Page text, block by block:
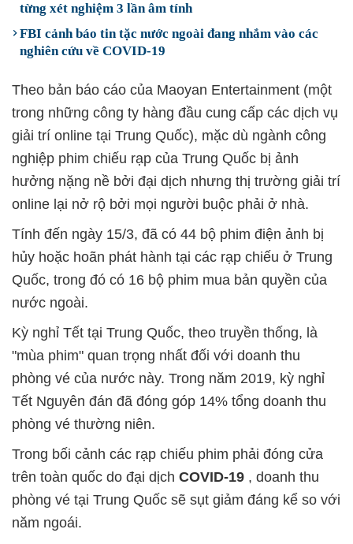
từng xét nghiệm 3 lần âm tính
FBI cảnh báo tin tặc nước ngoài đang nhắm vào các
nghiên cứu về COVID-19
Theo bản báo cáo của Maoyan Entertainment (một
trong những công ty hàng đầu cung cấp các dịch vụ
giải trí online tại Trung Quốc), mặc dù ngành công
nghiệp phim chiếu rạp của Trung Quốc bị ảnh
hưởng nặng nề bởi đại dịch nhưng thị trường giải trí
online lại nở rộ bởi mọi người buộc phải ở nhà.
Tính đến ngày 15/3, đã có 44 bộ phim điện ảnh bị
hủy hoặc hoãn phát hành tại các rạp chiếu ở Trung
Quốc, trong đó có 16 bộ phim mua bản quyền của
nước ngoài.
Kỳ nghỉ Tết tại Trung Quốc, theo truyền thống, là
"mùa phim" quan trọng nhất đối với doanh thu
phòng vé của nước này. Trong năm 2019, kỳ nghỉ
Tết Nguyên đán đã đóng góp 14% tổng doanh thu
phòng vé thường niên.
Trong bối cảnh các rạp chiếu phim phải đóng cửa
trên toàn quốc do đại dịch COVID-19 , doanh thu
phòng vé tại Trung Quốc sẽ sụt giảm đáng kể so với
năm ngoái.